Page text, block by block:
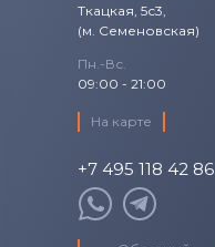
Ткацкая, 5с3,
(м. Семеновская)
Пн.-Вс.
09:00 - 21:00
На карте
+7 495 118 42 86